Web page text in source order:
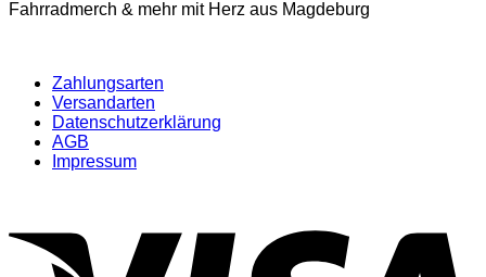
Fahrradmerch & mehr mit Herz aus Magdeburg
Zahlungsarten
Versandarten
Datenschutzerklärung
AGB
Impressum